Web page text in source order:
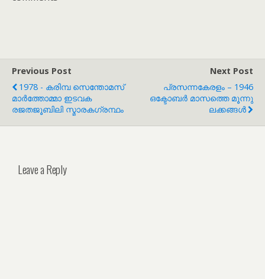
Previous Post
1978 - കരിമ്പ സെന്തോമസ്
മാർത്തോമ്മാ ഇടവക
രജതജൂബിലി സ്മാരകഗ്രന്ഥം
Next Post
പ്രസന്നകേരളം – 1946
ഒക്ടോബർ മാസത്തെ മൂന്നു
ലക്കങ്ങൾ
Leave a Reply